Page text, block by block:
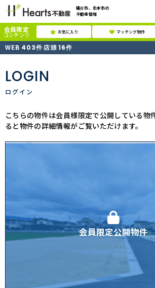
桶川市、北本市の
不動産情報
会員限定
コンテンツ お気に入り マッチング物件
WEB 403件 店頭16件
LOGIN
ログイン
こちらの物件は会員様限定で公開している物
ると物件の詳細情報がご覧いただけます。
会員限定公開物件